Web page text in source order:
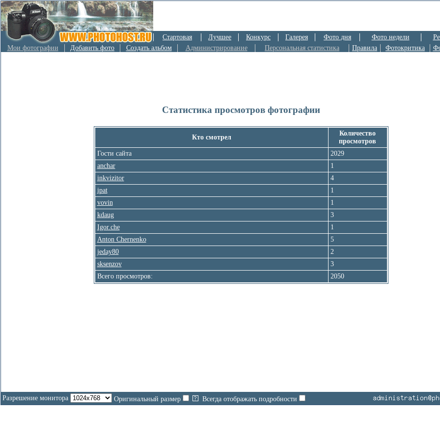
Стартовая Лучшее Конкурс Галерея Фото дня Фото недели
Мои фотографии
Добавить фото Создать альбом Администрирование Персональная статистика Правила Фотокритика
Статистика просмотров фотографии
Кто смотрел
Количество
просмотров
Гости сайта
2029
anchar
1
inkvizitor
4
ipat
1
vovin
1
kdaug
3
Igor.che
1
Anton Chernenko
5
jeday80
2
sksenzov
3
Всего просмотров:
2050
Разрешение монитора Оригинальный размер Всегда отображать подробности